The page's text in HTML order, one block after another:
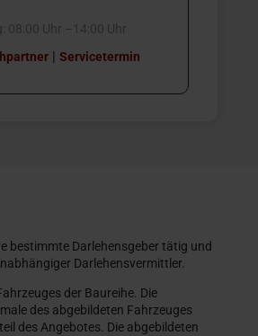
08:00 Uhr –14:00 Uhr
| Servicetermin
bestimmte Darlehensgeber tätig und
Darlehensvermittler.
der Baureihe. Die
des abgebildeten Fahrzeuges
des Angebotes. Die abgebildeten